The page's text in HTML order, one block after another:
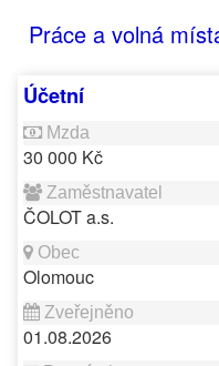
Práce a volná
Účetní
30 000 Kč
ČOLOT a.s.
Olomouc
01.08.2026